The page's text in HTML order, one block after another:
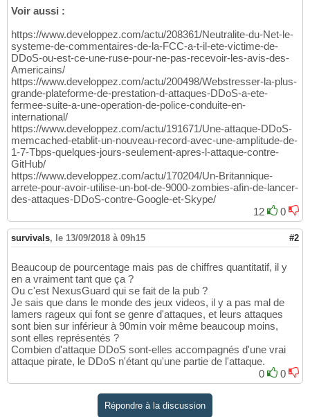
Voir aussi :
https://www.developpez.com/actu/208361/Neutralite-du-Net-le-
systeme-de-commentaires-de-la-FCC-a-t-il-ete-victime-de-
DDoS-ou-est-ce-une-ruse-pour-ne-pas-recevoir-les-avis-des-
Americains/
https://www.developpez.com/actu/200498/Webstresser-la-plus-
grande-plateforme-de-prestation-d-attaques-DDoS-a-ete-
fermee-suite-a-une-operation-de-police-conduite-en-
international/
https://www.developpez.com/actu/191671/Une-attaque-DDoS-
memcached-etablit-un-nouveau-record-avec-une-amplitude-de-
1-7-Tbps-quelques-jours-seulement-apres-l-attaque-contre-
GitHub/
https://www.developpez.com/actu/170204/Un-Britannique-
arrete-pour-avoir-utilise-un-bot-de-9000-zombies-afin-de-lancer-
des-attaques-DDoS-contre-Google-et-Skype/
12
0
survivals, le 13/09/2018 à 09h15 #2
Beaucoup de pourcentage mais pas de chiffres quantitatif, il y
en a vraiment tant que ça ?
Ou c'est NexusGuard qui se fait de la pub ?
Je sais que dans le monde des jeux videos, il y a pas mal de
lamers rageux qui font se genre d'attaques, et leurs attaques
sont bien sur inférieur à 90min voir même beaucoup moins,
sont elles représentés ?
Combien d'attaque DDoS sont-elles accompagnés d'une vrai
attaque pirate, le DDoS n'étant qu'une partie de l'attaque.
0
0
Répondre à la discussion